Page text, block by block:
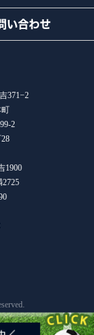
い合わせ
371−2
2
1900